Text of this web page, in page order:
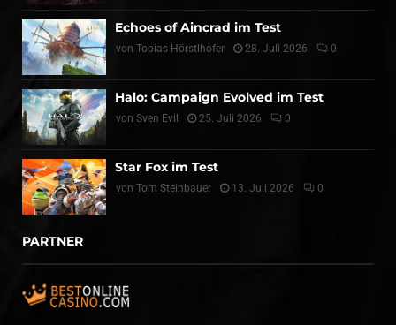
Echoes of Aincrad im Test
von Tobias Hörstlhofer 28. Juli 2026 0
Halo: Campaign Evolved im Test
von Sven Evil 25. Juli 2026 0
Star Fox im Test
von Tom Steinbauer 13. Juli 2026 0
PARTNER